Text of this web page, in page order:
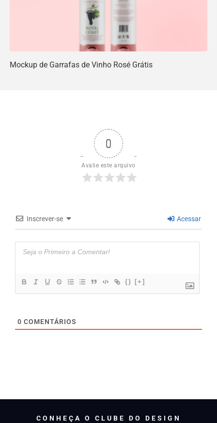
Mockup de Garrafas de Vinho Rosé Grátis
0
Avalie este arquivo
Inscrever-se Acessar
{} [+]
0 COMENTÁRIOS
CONHEÇA O CLUBE DO DESIGN